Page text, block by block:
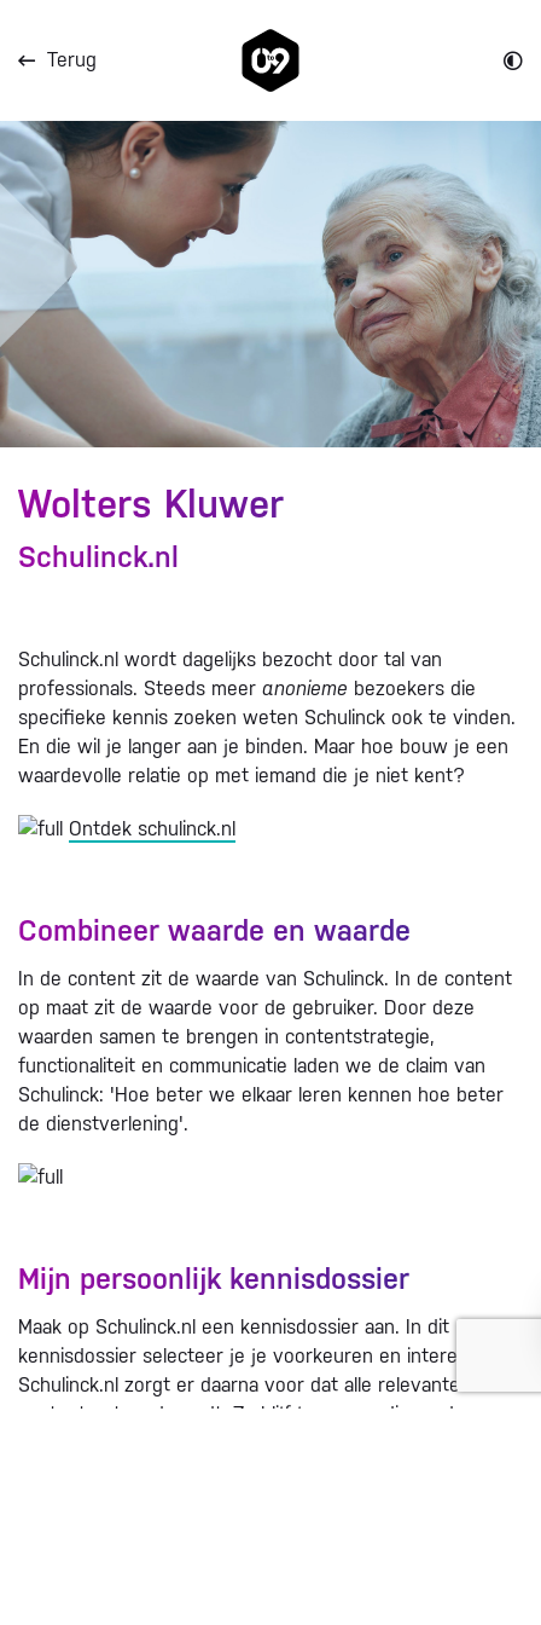
Terug
Wolters Kluwer
Schulinck.nl
Schulinck.nl wordt dagelijks bezocht door tal van
professionals. Steeds meer anonieme bezoekers die
specifieke kennis zoeken weten Schulinck ook te vinden.
En die wil je langer aan je binden. Maar hoe bouw je een
waardevolle relatie op met iemand die je niet kent?
Ontdek schulinck.nl
Combineer waarde en waarde
In de content zit de waarde van Schulinck. In de content
op maat zit de waarde voor de gebruiker. Door deze
waarden samen te brengen in contentstrategie,
functionaliteit en communicatie laden we de claim van
Schulinck: 'Hoe beter we elkaar leren kennen hoe beter
de dienstverlening'.
Mijn persoonlijk kennisdossier
Maak op Schulinck.nl een kennisdossier aan. In dit
kennisdossier selecteer je je voorkeuren en interesses.
Schulinck.nl zorgt er daarna voor dat alle relevante
content getoond wordt. Zo blijf je eenvoudig op de